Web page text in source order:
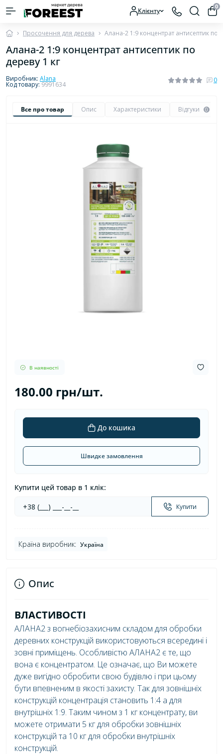
Клієнту 0
Просочення для дерева Алана-2 1:9 концентрат антисептик по
Алана-2 1:9 концентрат антисептик по
дереву 1 кг
Виробник: Alana
Код товару:9991634
0
Все про товар Опис Характеристики Відгуки 0
В наявності
180.00 грн/шт.
До кошика
Швидке замовлення
Купити цей товар в 1 клік:
Купити
Країна виробник: Україна
Опис
ВЛАСТИВОСТІ
АЛАНА2 з вогнебіозахисним складом для обробки
деревних конструкцій використовуються всередині і
зовні приміщень. Особливістю АЛАНА2 є те, що
вона є концентратом. Це означає, що Ви можете
дуже вигідно обробити свою будівлю і при цьому
бути впевненим в якості захисту. Так для зовнішніх
конструкцій концентрація становить 1:4 а для
внутрішніх 1:9. Таким чином з 1 кг концентрату, ви
можете отримати 5 кг для обробки зовнішніх
конструкцій та 10 кг для обробки внутрішніх
конструкцій.